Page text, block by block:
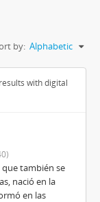
by: Alphabetic
with digital
también se
nació en la
en las